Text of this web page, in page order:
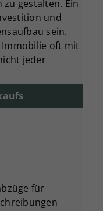
zu gestalten. Ein
und
sein.
oft mit
jeder
für